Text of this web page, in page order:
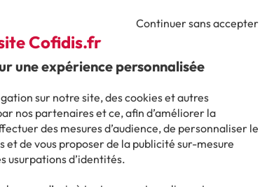
durée sur les autres
aspects de votre crédit et pas
emprunteur, car le risque pour la banque est
Continuer sans accepter
Cofidis.fr
une expérience personnalisée
sur notre site, des cookies et autres
nos partenaires et ce, afin d’améliorer la
des mesures d’audience, de personnaliser le
de vous proposer de la publicité sur-mesure
usurpations d’identités.